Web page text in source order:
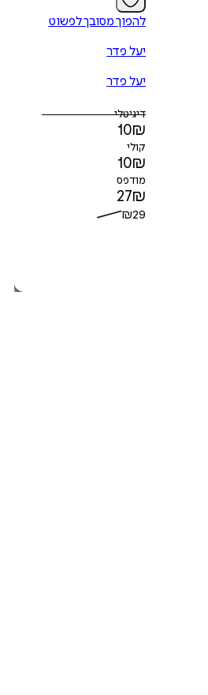
להפוך מסובך לפשוט
יעל פדר
יעל פדר
דיגיטלי
10₪
קולי
10₪
מודפס
27₪
₪29